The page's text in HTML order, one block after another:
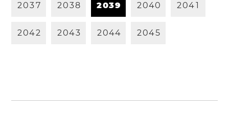
2037 2038 2039 2040 2041
2042 2043 2044 2045